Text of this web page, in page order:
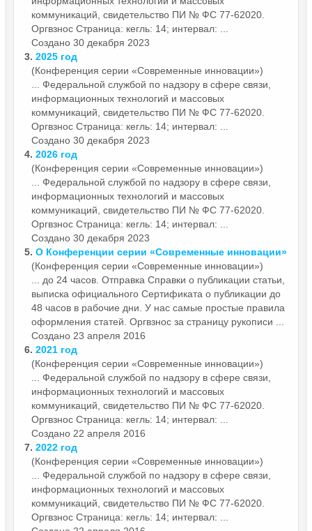
коммуникаций, свидетельство ПИ № ФС 77-62020.
Оргвзнос Страница: кегль: 14; интервал: ...
Создано 30 декабря 2023
3. 2025 год
(Конференция серии «Современные инновации»)
... Федеральной службой по надзору в сфере связи,
информационных технологий и массовых
коммуникаций, свидетельство ПИ № ФС 77-62020.
Оргвзнос Страница: кегль: 14; интервал: ...
Создано 30 декабря 2023
4. 2026 год
(Конференция серии «Современные инновации»)
... Федеральной службой по надзору в сфере связи,
информационных технологий и массовых
коммуникаций, свидетельство ПИ № ФС 77-62020.
Оргвзнос Страница: кегль: 14; интервал: ...
Создано 30 декабря 2023
5. О Конференции серии «Современные инновации»
(Конференция серии «Современные инновации»)
... до 24 часов. Отправка Справки о публикации статьи,
выписка официального Сертификата о публикации до
48 часов в рабочие дни. У нас самые простые правила
оформления статей. Оргвзнос за страницу рукописи ...
Создано 23 апреля 2016
6. 2021 год
(Конференция серии «Современные инновации»)
... Федеральной службой по надзору в сфере связи,
информационных технологий и массовых
коммуникаций, свидетельство ПИ № ФС 77-62020.
Оргвзнос Страница: кегль: 14; интервал: ...
Создано 22 апреля 2016
7. 2022 год
(Конференция серии «Современные инновации»)
... Федеральной службой по надзору в сфере связи,
информационных технологий и массовых
коммуникаций, свидетельство ПИ № ФС 77-62020.
Оргвзнос Страница: кегль: 14; интервал: ...